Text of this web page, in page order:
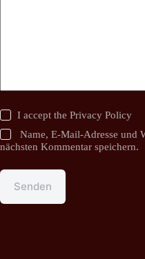
I accept thePrivacy Policy
Name, E-Mail-Adresse und
nächsten Kommentar speichern.
Senden